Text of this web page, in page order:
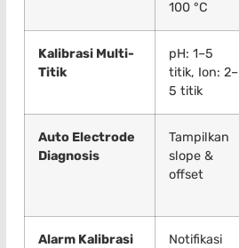
100 °C
Kalibrasi Multi-
Titik
pH: 1–5
titik, Ion: 2–
5 titik
Auto Electrode
Diagnosis
Tampilkan
slope &
offset
Alarm Kalibrasi
Notifikasi